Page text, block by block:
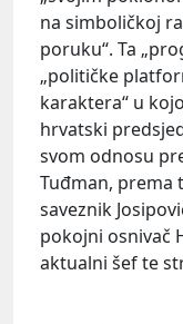
na simboličkoj
poruku“. Ta
„političke
karaktera“ u
hrvatski
svom odnosu
Tuđman, prema
saveznik
pokojni osnivač
aktualni šef te